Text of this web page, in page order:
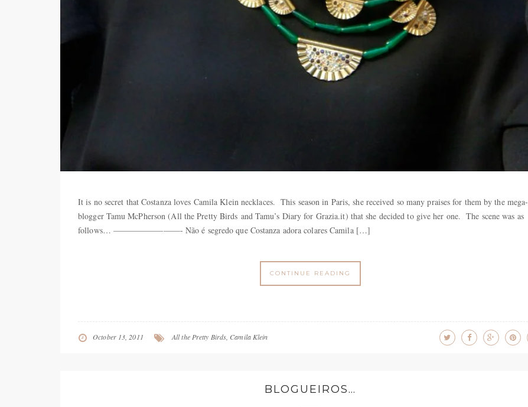
It is no secret that Costanza loves Camila Klein necklaces. This season in Paris, she received so many praises for them by the mega-
blogger Tamu McPherson (All the Pretty Birds and Tamu’s Diary for Grazia.it) that she decided to give her one. The scene was as
follows… ————————- Não é segredo que Costanza adora colares Camila […]
CONTINUE READING
October 13, 2011 All the Pretty Birds, Camila Klein
BLOGUEIROS…